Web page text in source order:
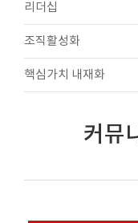
리더십
조직활성화
핵심가치 내재화
커뮤